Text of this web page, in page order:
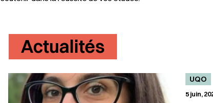
Actualités
UQO
5 juin,